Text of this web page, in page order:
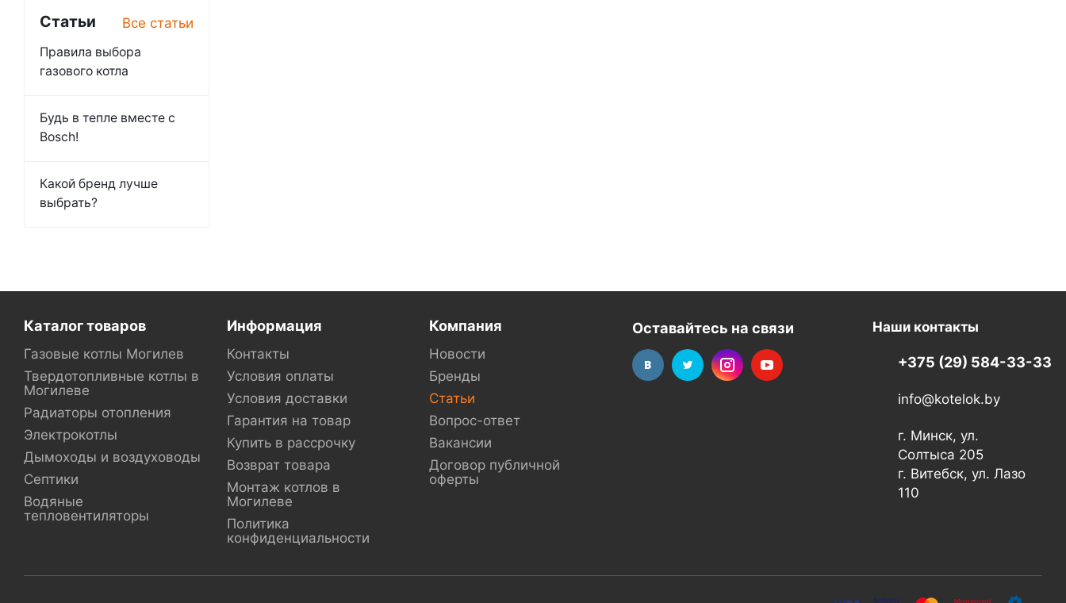
Статьи Все статьи
Правила выбора
газового котла
Будь в тепле вместе с
Bosch!
Какой бренд лучше
выбрать?
Каталог товаров
Газовые котлы Могилев
Твердотопливные котлы в
Могилеве
Радиаторы отопления
Электрокотлы
Дымоходы и воздуховоды
Септики
Водяные
тепловентиляторы
Информация
Контакты
Условия оплаты
Условия доставки
Гарантия на товар
Купить в рассрочку
Возврат товара
Монтаж котлов в
Могилеве
Политика
конфиденциальности
Компания
Новости
Бренды
Статьи
Вопрос-ответ
Вакансии
Договор публичной
оферты
Оставайтесь на связи Наши контакты
+375 (29) 584-33-33
info@kotelok.by
г. Минск, ул.
Солтыса 205
г. Витебск, ул. Лазо
110